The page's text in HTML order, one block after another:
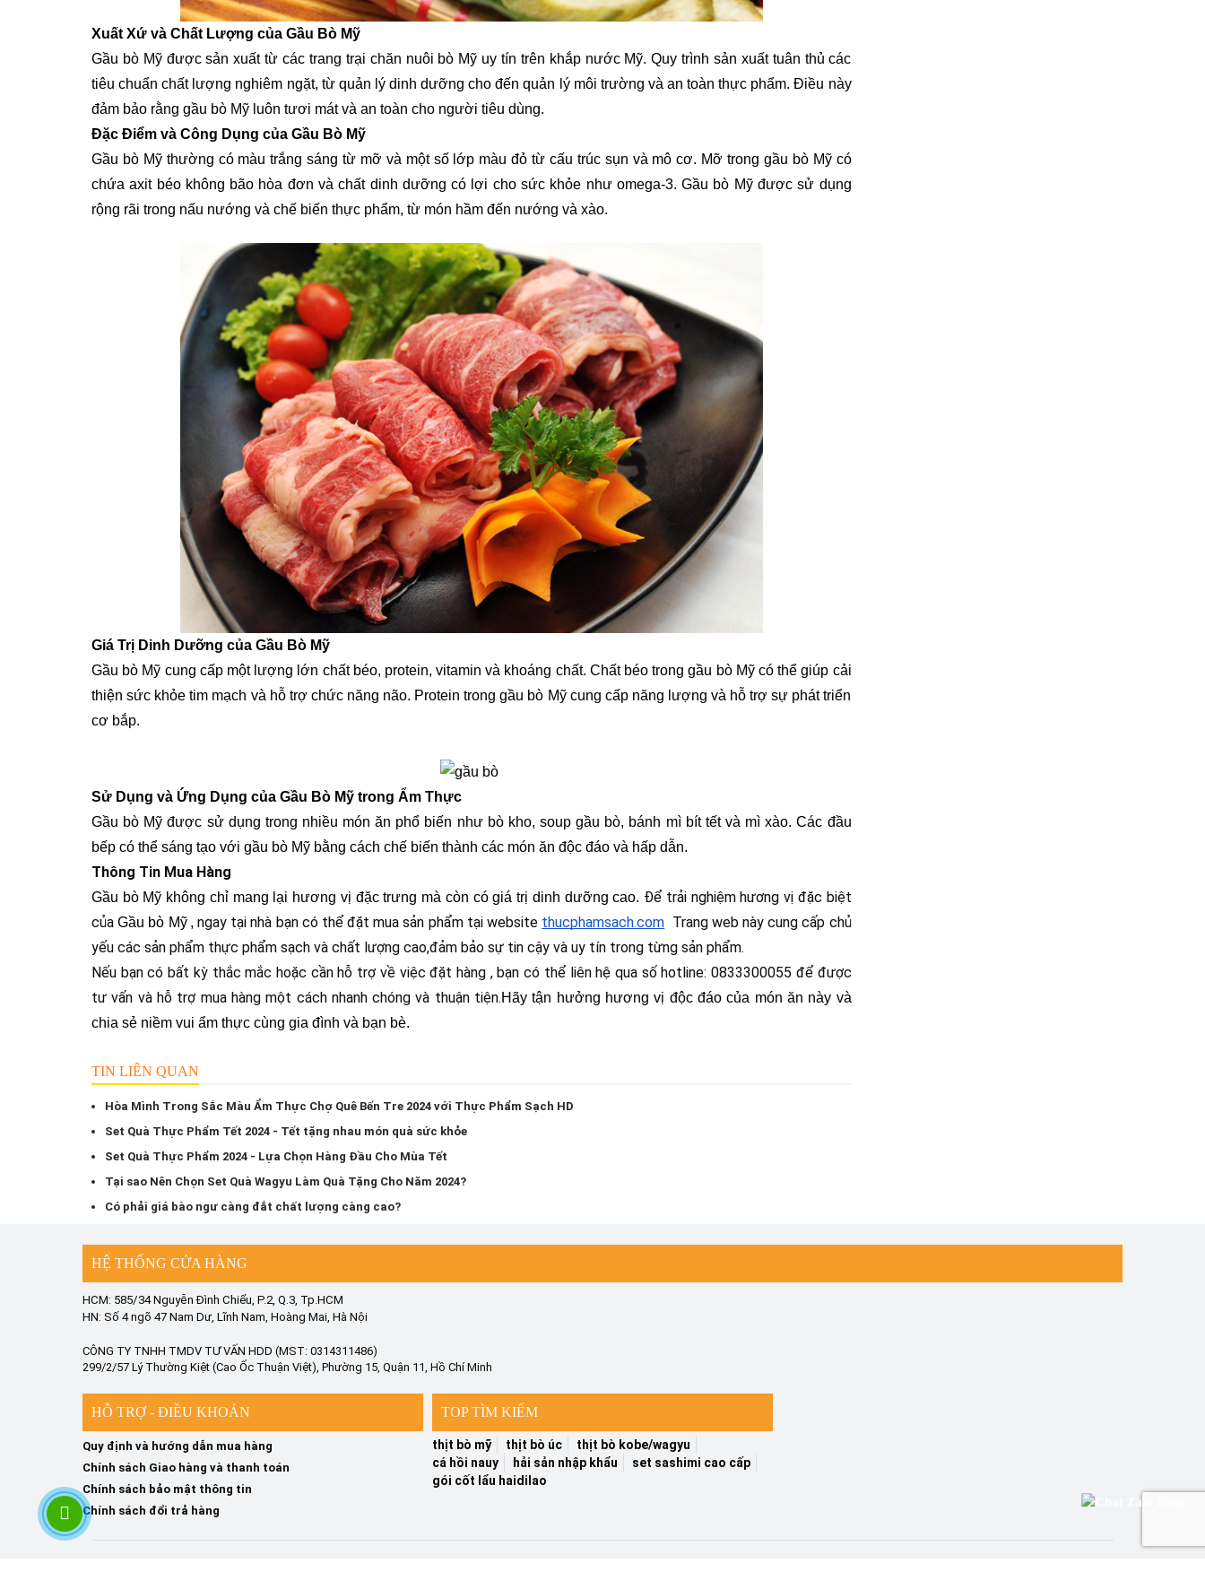
Xuất Xứ và Chất Lượng của Gầu Bò Mỹ
Gầu bò Mỹ được sản xuất từ các trang trại chăn nuôi bò Mỹ uy tín trên khắp nước Mỹ. Quy trình sản xuất tuân thủ các
tiêu chuẩn chất lượng nghiêm ngặt, từ quản lý dinh dưỡng cho đến quản lý môi trường và an toàn thực phẩm. Điều này
đảm bảo rằng gầu bò Mỹ luôn tươi mát và an toàn cho người tiêu dùng.
Đặc Điểm và Công Dụng của Gầu Bò Mỹ
Gầu bò Mỹ thường có màu trắng sáng từ mỡ và một số lớp màu đỏ từ cấu trúc sụn và mô cơ. Mỡ trong gầu bò Mỹ có
chứa axit béo không bão hòa đơn và chất dinh dưỡng có lợi cho sức khỏe như omega-3. Gầu bò Mỹ được sử dụng
rộng rãi trong nấu nướng và chế biến thực phẩm, từ món hầm đến nướng và xào.
Giá Trị Dinh Dưỡng của Gầu Bò Mỹ
Gầu bò Mỹ cung cấp một lượng lớn chất béo, protein, vitamin và khoáng chất. Chất béo trong gầu bò Mỹ có thể giúp cải
thiện sức khỏe tim mạch và hỗ trợ chức năng não. Protein trong gầu bò Mỹ cung cấp năng lượng và hỗ trợ sự phát triển
cơ bắp.
Sử Dụng và Ứng Dụng của Gầu Bò Mỹ trong Ẩm Thực
Gầu bò Mỹ được sử dụng trong nhiều món ăn phổ biến như bò kho, soup gầu bò, bánh mì bít tết và mì xào. Các đầu
bếp có thể sáng tạo với gầu bò Mỹ bằng cách chế biến thành các món ăn độc đáo và hấp dẫn.
Thông Tin Mua Hàng
Gầu bò Mỹ không chỉ mang lại hương vị đặc trưng mà còn có giá trị dinh dưỡng cao. Để trải nghiệm hương vị đặc biệt
của Gầu bò Mỹ , ngay tại nhà bạn có thể đặt mua sản phẩm tại website thucphamsach.com Trang web này cung cấp chủ
yếu các sản phẩm thực phẩm sạch và chất lượng cao,đảm bảo sự tin cậy và uy tín trong từng sản phẩm.
Nếu bạn có bất kỳ thắc mắc hoặc cần hỗ trợ về việc đặt hàng , bạn có thể liên hệ qua số hotline: 0833300055 để được
tư vấn và hỗ trợ mua hàng một cách nhanh chóng và thuận tiện.Hãy tận hưởng hương vị độc đáo của món ăn này và
chia sẻ niềm vui ẩm thực cùng gia đình và bạn bè.
TIN LIÊN QUAN
Hòa Mình Trong Sắc Màu Ẩm Thực Chợ Quê Bến Tre 2024 với Thực Phẩm Sạch HD
Set Quà Thực Phẩm Tết 2024 - Tết tặng nhau món quà sức khỏe
Set Quà Thực Phẩm 2024 - Lựa Chọn Hàng Đầu Cho Mùa Tết
Tại sao Nên Chọn Set Quà Wagyu Làm Quà Tặng Cho Năm 2024?
Có phải giá bào ngư càng đắt chất lượng càng cao?
HỆ THỐNG CỬA HÀNG
HCM: 585/34 Nguyễn Đình Chiểu, P.2, Q.3, Tp.HCM
HN: Số 4 ngõ 47 Nam Dư, Lĩnh Nam, Hoàng Mai, Hà Nội
CÔNG TY TNHH TMDV TƯ VẤN HDD (MST: 0314311486)
299/2/57 Lý Thường Kiệt (Cao Ốc Thuận Việt), Phường 15, Quận 11, Hồ Chí Minh
HỖ TRỢ - ĐIỀU KHOẢN
Quy định và hướng dẫn mua hàng
Chính sách Giao hàng và thanh toán
Chính sách bảo mật thông tin
Chính sách đổi trả hàng
TOP TÌM KIẾM
thịt bò mỹ thịt bò úc
thịt bò kobe/wagyu
cá hồi nauy
hải sản nhập khẩu
set sashimi cao cấp
gói cốt lẩu haidilao